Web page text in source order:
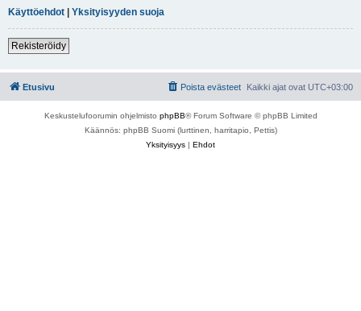
Käyttöehdot | Yksityisyyden suoja
Rekisteröidy
Etusivu Kaikki ajat ovat UTC+03:00
Poista evästeet
Keskustelufoorumin ohjelmisto phpBB® Forum Software © phpBB Limited
Käännös: phpBB Suomi (lurttinen, harritapio, Pettis)
Yksityisyys | Ehdot